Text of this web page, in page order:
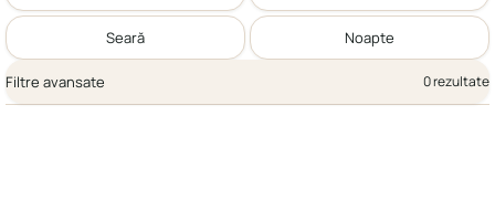
Seară Noapte
Filtre avansate 0 rezultate